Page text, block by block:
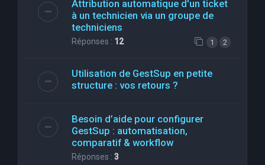
Attribution automatique d'un ticket
à un technicien via un groupe de
techniciens
Réponses : 12 1 2
Utilisation de GestSup en petite
structure : vos retours ?
Besoin d’aide pour configurer
GestSup : automatisation,
comparatif & workflow
Réponses : 3